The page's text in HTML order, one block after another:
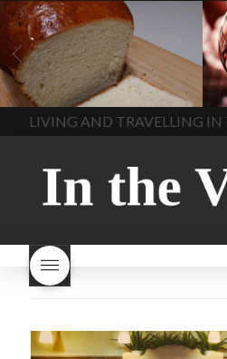
Recepten Wonen
baken in
Frankrijk bakken in de
Vendee
brood bakken
brood met gist gist brood
het beste brood hoe moet
ik brood bakken is melk
brood gezond is melkbrood
gezond mama's brood melk
brood melk brood en
wat is melkbrood
zijn melk
brood en brioche hetzelfde
brood
In The Vendee